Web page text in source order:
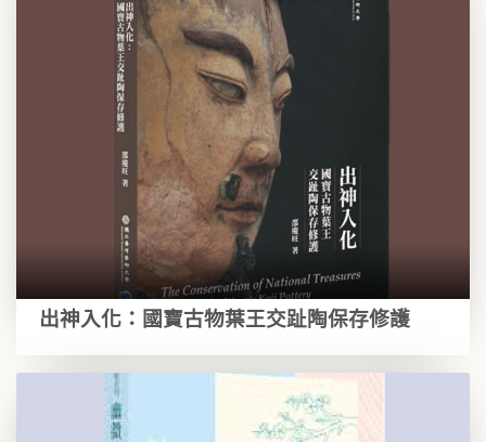
出神入化：國寶古物葉王交趾陶保存修護